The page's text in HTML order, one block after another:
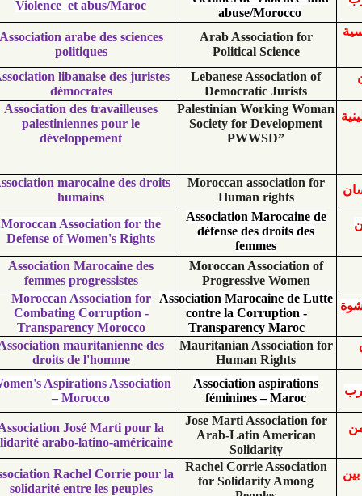
abuse/
Violence et abus/Maroc
Arab
Political
Association arabe des sciences
Lebanese
Democratic
Association libanaise des juristes
Palestinian Working
Society for
Association des travailleuses
palestiniennes pour le
développement
Moroccan
Human rights
Association marocaine des droits
Association
défense des
Moroccan Association for the
Defense of Women's Rights
Moroccan
Progressive
Association Marocaine des
femmes progressistes
Association Marocaine
contre la
Transparency
Moroccan Association for
Combating Corruption -
Transparency Morocco
Mauritanian
Human
Association mauritanienne des
droits de l'homme
Association
féminines –
Women's Aspirations Association
Jose Marti
Arab-Latin
Association José Marti pour la
solidarité arabo-latino-américaine
Rachel Corrie
for Solidarity
Association Rachel Corrie pour la
solidarité entre les peuples